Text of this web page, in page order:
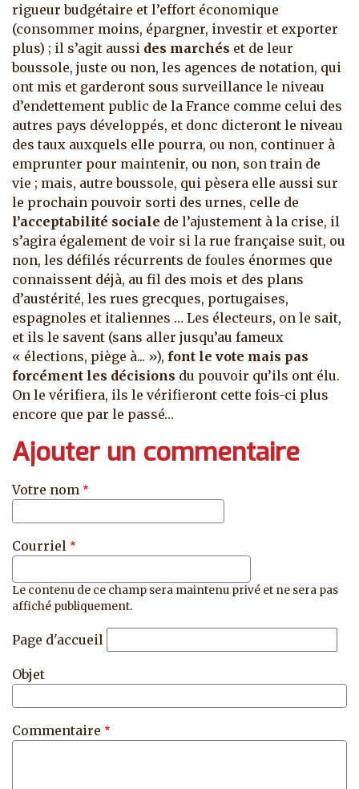
rigueur budgétaire et l’effort économique
(consommer moins, épargner, investir et exporter
plus) ; il s’agit aussi des marchés et de leur
boussole, juste ou non, les agences de notation, qui
ont mis et garderont sous surveillance le niveau
d’endettement public de la France comme celui des
autres pays développés, et donc dicteront le niveau
des taux auxquels elle pourra, ou non, continuer à
emprunter pour maintenir, ou non, son train de
vie ; mais, autre boussole, qui pèsera elle aussi sur
le prochain pouvoir sorti des urnes, celle de
l’acceptabilité sociale de l’ajustement à la crise, il
s’agira également de voir si la rue française suit, ou
non, les défilés récurrents de foules énormes que
connaissent déjà, au fil des mois et des plans
d’austérité, les rues grecques, portugaises,
espagnoles et italiennes … Les électeurs, on le sait,
et ils le savent (sans aller jusqu’au fameux
« élections, piège à... »), font le vote mais pas
forcément les décisions du pouvoir qu’ils ont élu.
On le vérifiera, ils le vérifieront cette fois-ci plus
encore que par le passé…
Ajouter un commentaire
Votre nom
Courriel
Le contenu de ce champ sera maintenu privé et ne sera pas
affiché publiquement.
Page d'accueil
Objet
Commentaire